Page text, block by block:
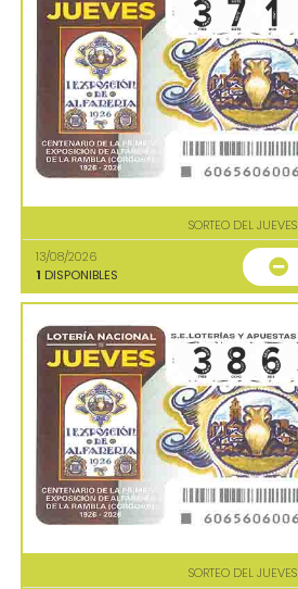
SORTEO DEL JUEVES
13/08/2026
1 DISPONIBLES
SORTEO DEL JUEVES